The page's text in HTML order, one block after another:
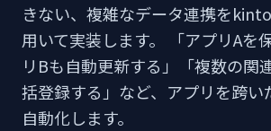
きない、複雑なデータ連携を
用いて実装します。 「アプリAを
リBも自動更新する」「複数の関
括登録する」など、アプリを跨い
自動化します。